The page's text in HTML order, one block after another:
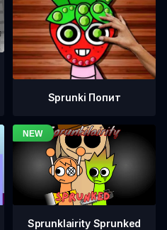
Sprunki Попит
Sprunklairity Sprunked